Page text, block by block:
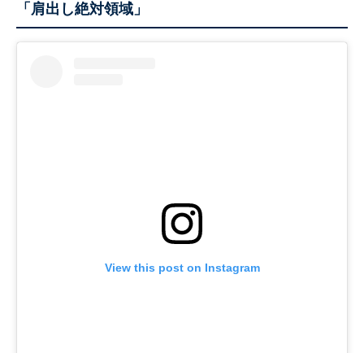
「肩出し絶対領域」
View this post on Instagram